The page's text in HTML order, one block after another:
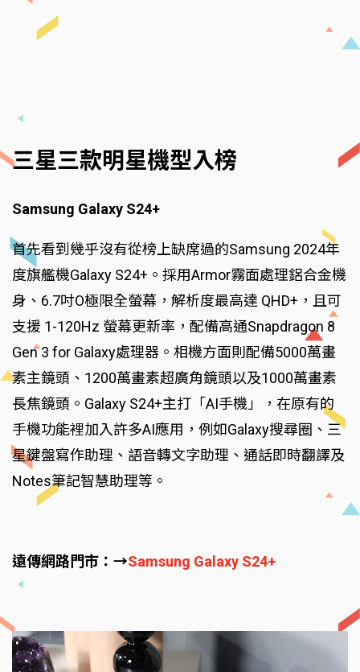
三星三款明星機型入榜
Samsung Galaxy S24+
首先看到幾乎沒有從榜上缺席過的Samsung 2024年
度旗艦機Galaxy S24+。採用Armor霧面處理鋁合金機
身、6.7吋O極限全螢幕，解析度最高達 QHD+，且可
支援 1-120Hz 螢幕更新率，配備高通Snapdragon 8
Gen 3 for Galaxy處理器。相機方面則配備5000萬畫
素主鏡頭、1200萬畫素超廣角鏡頭以及1000萬畫素
長焦鏡頭。Galaxy S24+主打「AI手機」，在原有的
手機功能裡加入許多AI應用，例如Galaxy搜尋圈、三
星鍵盤寫作助理、語音轉文字助理、通話即時翻譯及
Notes筆記智慧助理等。
遠傳網路門市：→Samsung Galaxy S24+